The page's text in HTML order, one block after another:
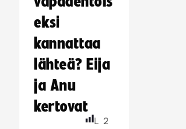
eksi
kannattaa
lähteä? Eija
ja Anu
kertovat
L 2